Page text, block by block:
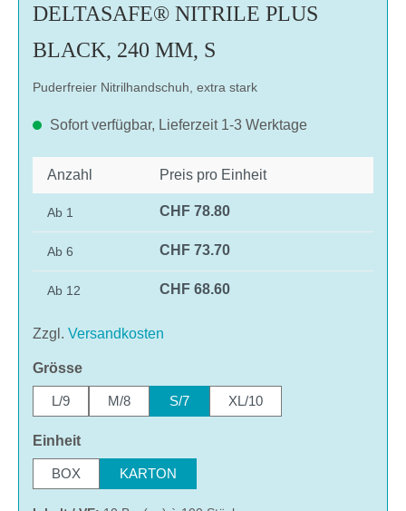
DELTASAFE® NITRILE PLUS
BLACK, 240 MM, S
Puderfreier Nitrilhandschuh, extra stark
Sofort verfügbar, Lieferzeit 1-3 Werktage
Anzahl Preis pro Einheit
Ab 1 CHF 78.80
Ab 6 CHF 73.70
Ab 12 CHF 68.60
Zzgl. Versandkosten
Grösseauswählen
L/9 M/8 S/7 XL/10
Einheitauswählen
BOX KARTON